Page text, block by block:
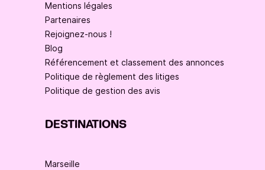
Mentions légales
Partenaires
Rejoignez-nous !
Blog
Référencement et classement des annonces
Politique de règlement des litiges
Politique de gestion des avis
DESTINATIONS
Marseille